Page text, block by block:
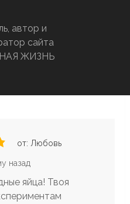
автор и
сайта
ЖИЗНЬ
от: Любовь
назад
яйца! Твоя